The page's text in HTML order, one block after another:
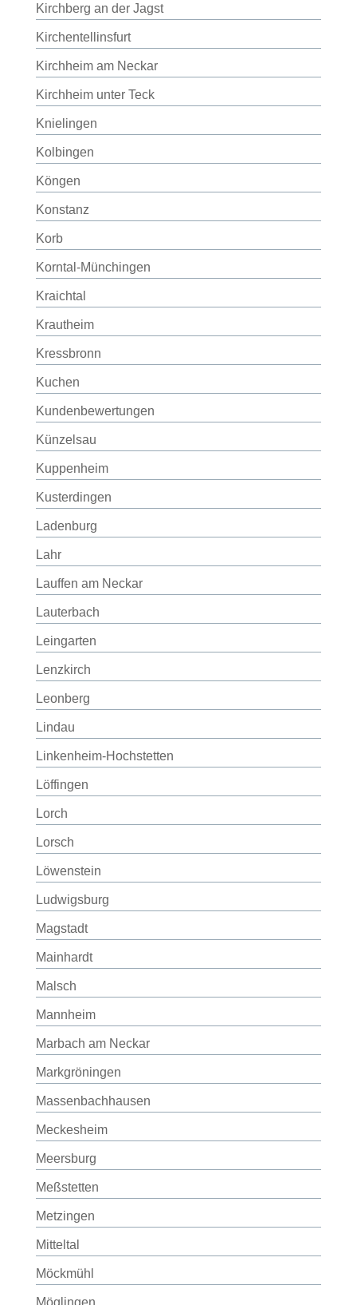
Kirchberg an der Jagst
Kirchentellinsfurt
Kirchheim am Neckar
Kirchheim unter Teck
Knielingen
Kolbingen
Köngen
Konstanz
Korb
Korntal-Münchingen
Kraichtal
Krautheim
Kressbronn
Kuchen
Kundenbewertungen
Künzelsau
Kuppenheim
Kusterdingen
Ladenburg
Lahr
Lauffen am Neckar
Lauterbach
Leingarten
Lenzkirch
Leonberg
Lindau
Linkenheim-Hochstetten
Löffingen
Lorch
Lorsch
Löwenstein
Ludwigsburg
Magstadt
Mainhardt
Malsch
Mannheim
Marbach am Neckar
Markgröningen
Massenbachhausen
Meckesheim
Meersburg
Meßstetten
Metzingen
Mitteltal
Möckmühl
Möglingen